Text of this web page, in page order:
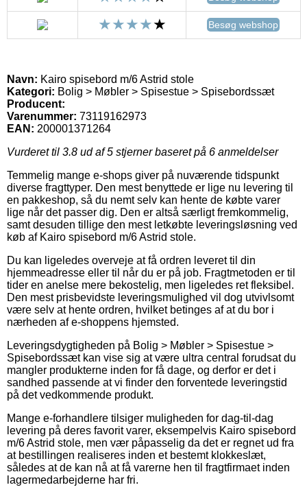
Besøg webshop
Navn: Kairo spisebord m/6 Astrid stole
Kategori: Bolig > Møbler > Spisestue > Spisebordssæt
Producent:
Varenummer: 73119162973
EAN: 200001371264
Vurderet til 3.8 ud af 5 stjerner baseret på 6 anmeldelser
Temmelig mange e-shops giver på nuværende tidspunkt
diverse fragttyper. Den mest benyttede er lige nu levering til
en pakkeshop, så du nemt selv kan hente de købte varer
lige når det passer dig. Den er altså særligt fremkommelig,
samt desuden tillige den mest letkøbte leveringsløsning ved
køb af Kairo spisebord m/6 Astrid stole.
Du kan ligeledes overveje at få ordren leveret til din
hjemmeadresse eller til når du er på job. Fragtmetoden er til
tider en anelse mere bekostelig, men ligeledes ret fleksibel.
Den mest prisbevidste leveringsmulighed vil dog utvivlsomt
være selv at hente ordren, hvilket betinges af at du bor i
nærheden af e-shoppens hjemsted.
Leveringsdygtigheden på Bolig > Møbler > Spisestue >
Spisebordssæt kan vise sig at være ultra central forudsat du
mangler produkterne inden for få dage, og derfor er det i
sandhed passende at vi finder den forventede leveringstid
på det vedkommende produkt.
Mange e-forhandlere tilsiger muligheden for dag-til-dag
levering på deres favorit varer, eksempelvis Kairo spisebord
m/6 Astrid stole, men vær påpasselig da det er regnet ud fra
at bestillingen realiseres inden et bestemt klokkeslæt,
således at de kan nå at få varerne hen til fragtfirmaet inden
lagermedarbejderne har fri.